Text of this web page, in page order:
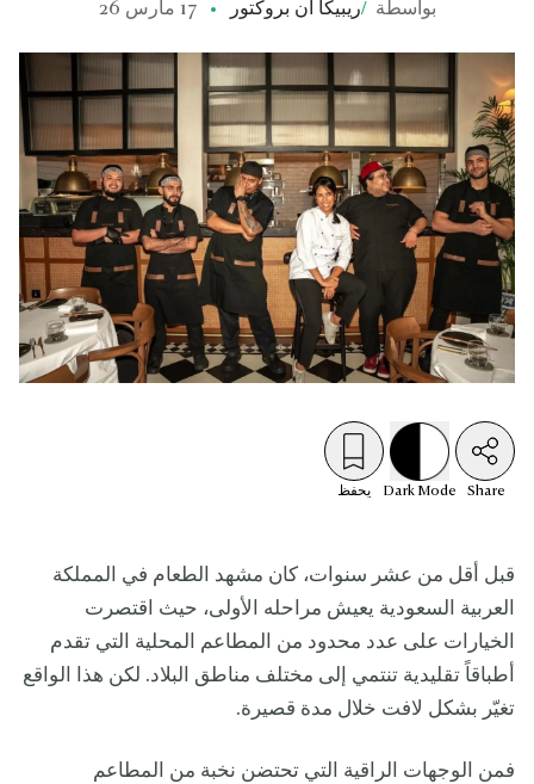
بواسطة /ريبيكا آن بروكتور 17 مارس 26
Share
Dark Mode يحفظ
قبل أقل من عشر سنوات، كان مشهد الطعام في المملكة
العربية السعودية يعيش مراحله الأولى، حيث اقتصرت
الخيارات على عدد محدود من المطاعم المحلية التي تقدم
أطباقاً تقليدية تنتمي إلى مختلف مناطق البلاد. لكن هذا الواقع
تغيّر بشكل لافت خلال مدة قصيرة.
فمن الوجهات الراقية التي تحتضن نخبة من المطاعم